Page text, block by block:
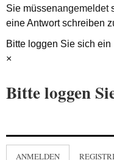
Sie müssenangemeldet
eine Antwort schreiben
Bitte loggen Sie sich ein
×
Bitte loggen
ANMELDEN